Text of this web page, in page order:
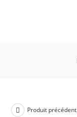
Produit précédent